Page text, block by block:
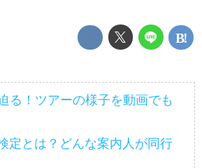
る！ツアーの様子を動画でも
定とは？どんな案内人が同行